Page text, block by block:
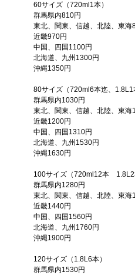
60サイズ（720ml1本）
群馬県内810円
東北、関東、信越、北陸、東海
近畿970円
中国、四国1100円
北海道、九州1300円
沖縄1350円
80サイズ（720ml6本迄、1.8L1
群馬県内1030円
東北、関東、信越、北陸、東海
近畿1200円
中国、四国1310円
北海道、九州1530円
沖縄1630円
100サイズ（720ml12本 1.8L2
群馬県内1280円
東北、関東、信越、北陸、東海
近畿1440円
中国、四国1560円
北海道、九州1760円
沖縄1900円
120サイズ（1.8L6本）
群馬県内1530円